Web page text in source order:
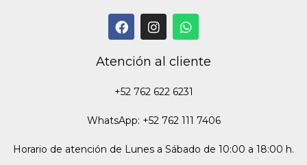
Atención al cliente
+52 762 622 6231
WhatsApp: +52 762 111 7406
Horario de atención de Lunes a Sábado de 10:00 a 18:00 h.